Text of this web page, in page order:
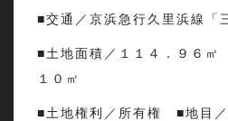
■交通／京浜急行久里浜線「
■土地面積／１１４．９６㎡
１０㎡
■土地権利／所有権 ■地目